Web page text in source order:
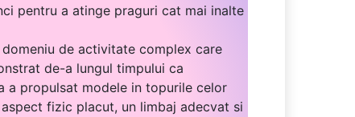
pentru a atinge praguri cat mai inalte
de activitate complex care
de-a lungul timpului ca
a propulsat modele in topurile celor
fizic placut, un limbaj adecvat si